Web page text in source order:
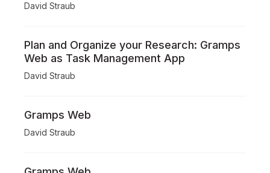
David Straub
Plan and Organize your Research: Gramps
Web as Task Management App
David Straub
Gramps Web
David Straub